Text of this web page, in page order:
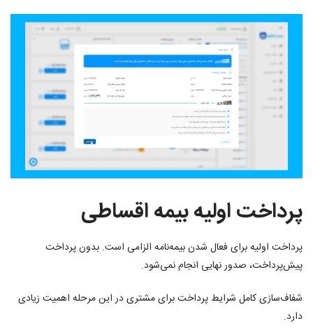
پرداخت اولیه بیمه اقساطی
پرداخت اولیه برای فعال شدن بیمه‌نامه الزامی است. بدون پرداخت
پیش‌پرداخت، صدور نهایی انجام نمی‌شود.
شفاف‌سازی کامل شرایط پرداخت برای مشتری در این مرحله اهمیت زیادی
دارد.